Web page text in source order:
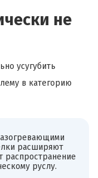
не
усугубить
в категорию
расширяют
распространение
руслу.